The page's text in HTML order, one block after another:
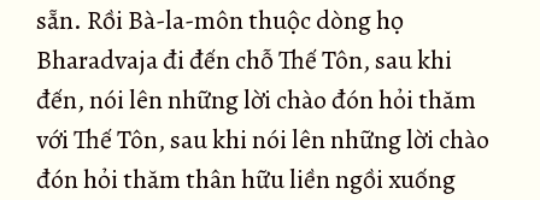
sẵn. Rồi Bà-la-môn thuộc dòng họ
Bharadvaja đi đến chỗ Thế Tôn, sau khi
đến, nói lên những lời chào đón hỏi thăm
với Thế Tôn, sau khi nói lên những lời chào
đón hỏi thăm thân hữu liền ngồi xuống